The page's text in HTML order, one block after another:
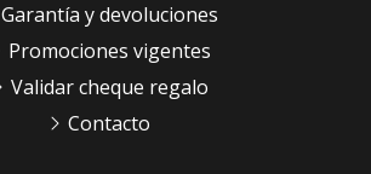
Garantía y devoluciones
Promociones vigentes
Validar cheque regalo
Contacto